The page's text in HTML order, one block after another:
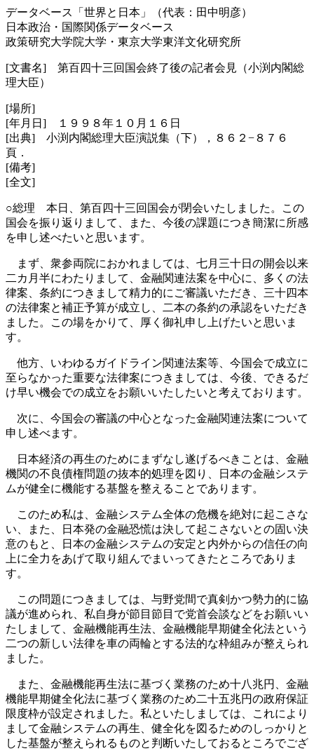
データベース「世界と日本」（代表：田中明彦）
日本政治・国際関係データベース
政策研究大学院大学・東京大学東洋文化研究所
[文書名] 第百四十三回国会終了後の記者会見（小渕内閣総
理大臣）
[場所]
[年月日] １９９８年１０月１６日
[出典] 小渕内閣総理大臣演説集（下），８６２−８７６
頁．
[備考]
[全文]
○総理 本日、第百四十三回国会が閉会いたしました。この
国会を振り返りまして、また、今後の課題につき簡潔に所感
を申し述べたいと思います。
まず、衆参両院におかれましては、七月三十日の開会以来
二カ月半にわたりまして、金融関連法案を中心に、多くの法
律案、条約につきまして精力的にご審議いただき、三十四本
の法律案と補正予算が成立し、二本の条約の承認をいただき
ました。この場をかりて、厚く御礼申し上げたいと思いま
す。
他方、いわゆるガイドライン関連法案等、今国会で成立に
至らなかった重要な法律案につきましては、今後、できるだ
け早い機会での成立をお願いいたしたいと考えております。
次に、今国会の審議の中心となった金融関連法案について
申し述べます。
日本経済の再生のためにまずなし遂げるべきことは、金融
機関の不良債権問題の抜本的処理を図り、日本の金融システ
ムが健全に機能する基盤を整えることであります。
このため私は、金融システム全体の危機を絶対に起こさな
い、また、日本発の金融恐慌は決して起こさないとの固い決
意のもと、日本の金融システムの安定と内外からの信任の向
上に全力をあげて取り組んでまいってきたところでありま
す。
この問題につきましては、与野党間で真剣かつ勢力的に協
議が進められ、私自身が節目節目で党首会談などをお願いい
たしまして、金融機能再生法、金融機能早期健全化法という
二つの新しい法律を車の両輪とする法的な枠組みが整えられ
ました。
また、金融機能再生法に基づく業務のため十八兆円、金融
機能早期健全化法に基づく業務のため二十五兆円の政府保証
限度枠が設定されました。私といたしましては、これにより
まして金融システムの再生、健全化を図るためのしっかりと
した基盤が整えられるものと判断いたしておるところでござ